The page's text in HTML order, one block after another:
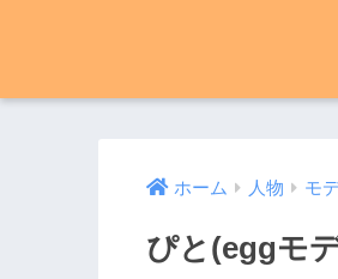
ホーム 人物 モ
ぴと(eggモ